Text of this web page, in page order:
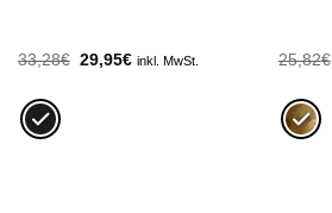
33,28€ Ursprünglicher
29,95€Aktueller
inkl. MwSt. 25,82€